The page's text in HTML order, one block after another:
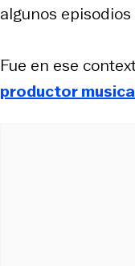
algunos
Fue en ese
productor